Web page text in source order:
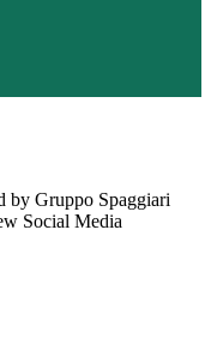
by Gruppo Spaggiari
Social Media